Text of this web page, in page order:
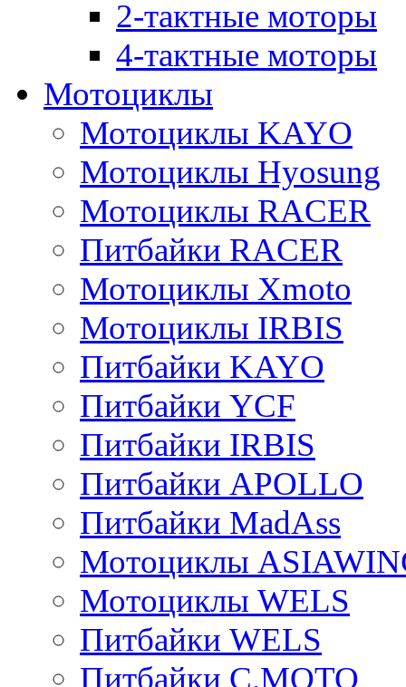
2-тактные моторы
4-тактные моторы
Мотоциклы
Мотоциклы KAYO
Мотоциклы Hyosung
Мотоциклы RACER
Питбайки RACER
Мотоциклы Xmoto
Мотоциклы IRBIS
Питбайки KAYO
Питбайки YCF
Питбайки IRBIS
Питбайки APOLLO
Питбайки MadAss
Мотоциклы
Мотоциклы WELS
Питбайки WELS
Питбайки C.MOTO